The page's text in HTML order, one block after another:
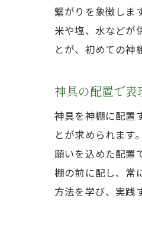
繋がりを象徴しま
米や塩、水などが
とが、初めての神
神具の配置で
神具を神棚に配置
とが求められます
願いを込めた配置
棚の前に配し、常
方法を学び、実践